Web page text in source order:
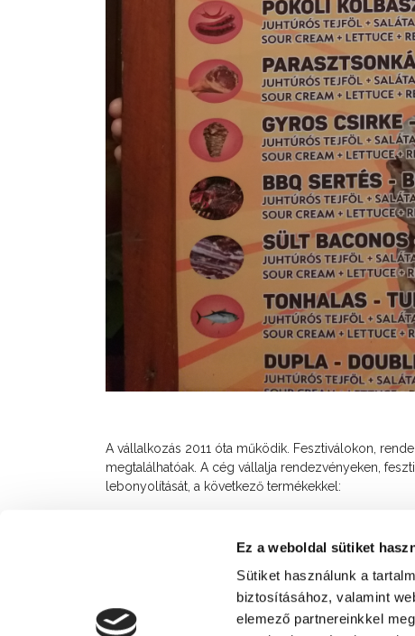
Ez a weboldal sütiket
Sütiket használunk a
biztosításához, valamint
elemező partnereinkkel
A vállalkozás 2011 óta működik. Fesztiválokon,
megtalálhatóak. A cég vállalja rendezvényeken,
lebonyolítását, a következő termékekkel:
Italok minden mennyiségben.